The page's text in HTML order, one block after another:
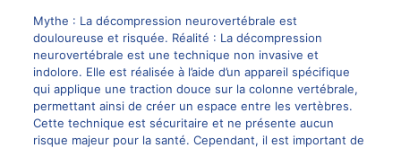
Mythe : La décompression neurovertébrale est
douloureuse et risquée. Réalité : La décompression
neurovertébrale est une technique non invasive et
indolore. Elle est réalisée à l’aide d’un appareil spécifique
qui applique une traction douce sur la colonne vertébrale,
permettant ainsi de créer un espace entre les vertèbres.
Cette technique est sécuritaire et ne présente aucun
risque majeur pour la santé. Cependant, il est important de